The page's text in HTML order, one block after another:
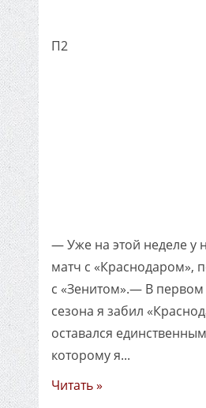
П2
— Уже на этой неделе у
матч с «Краснодаром»,
с «Зенитом».— В первом
сезона я забил
оставался
которому я...
Читать »